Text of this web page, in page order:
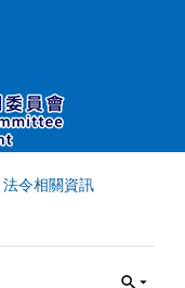
法令相關資訊